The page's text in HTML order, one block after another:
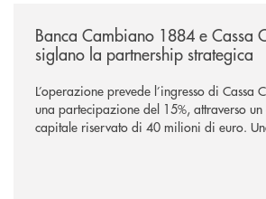
Banca Cambiano 1884 e Cassa
siglano la partnership strategica
L’operazione prevede l’ingresso di Cassa
una partecipazione del 15%, attraverso
capitale riservato di 40 milioni di euro.
comuni e sulla prossimità ai territori, per